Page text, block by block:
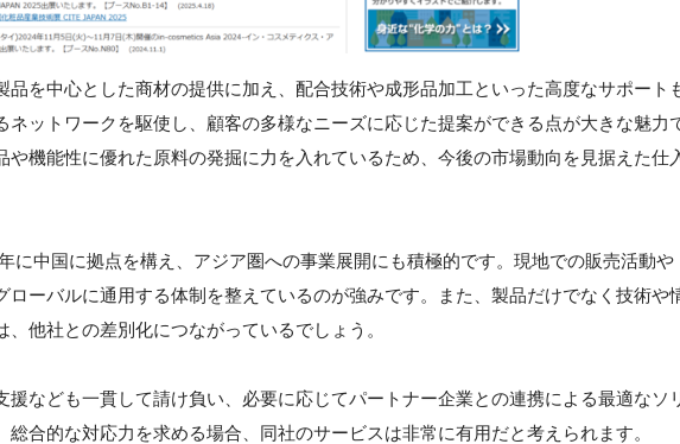
品を中心とした商材の提供に加え、配合技術や成形品加工といった高度なサポート
ネットワークを駆使し、顧客の多様なニーズに応じた提案ができる点が大きな魅力
や機能性に優れた原料の発掘に力を入れているため、今後の市場動向を見据えた仕
に中国に拠点を構え、アジア圏への事業展開にも積極的です。現地での販売活動や
ローバルに通用する体制を整えているのが強みです。また、製品だけでなく技術や
他社との差別化につながっているでしょう。
援なども一貫して請け負い、必要に応じてパートナー企業との連携による最適なソ
総合的な対応力を求める場合、同社のサービスは非常に有用だと考えられます。